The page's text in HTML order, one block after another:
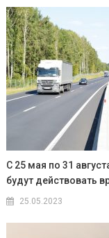
С 25 мая по 31
будут действовать
25.05.2023